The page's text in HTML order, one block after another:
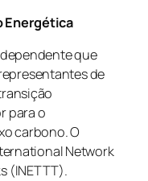
Energética
que
de
para o
carbono. O
Network
(INETTT).